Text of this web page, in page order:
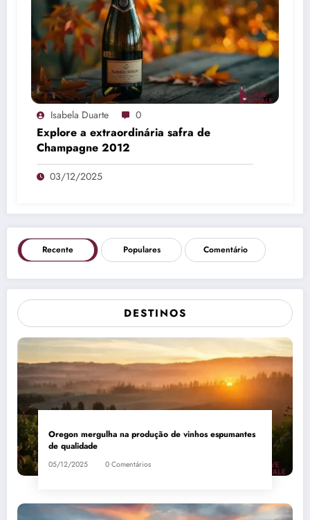
Isabela Duarte 0
Explore a extraordinária safra de
Champagne 2012
03/12/2025
Recente Populares Comentário
DESTINOS
Oregon mergulha na produção de vinhos espumantes
de qualidade
05/12/2025 0 Comentários